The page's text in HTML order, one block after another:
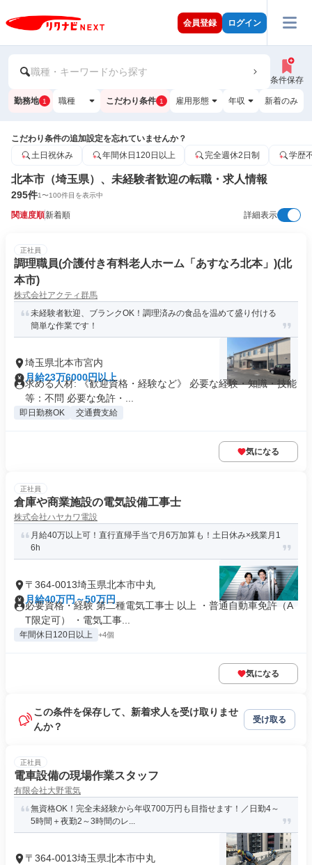
会員登録 ログイン
職種・キーワードから探す
条件保存
勤務地 1 職種 こだわり条件 1 雇用形態 年収 新着のみ
こだわり条件の追加設定を忘れていませんか？
土日祝休み
年間休日120日以上 完全週休2日制 学歴
北本市（埼玉県）、未経験者歓迎の転職・求人情報
295件1〜100件目を表示中
関連度順新着順 詳細表示
正社員
調理職員(介護付き有料老人ホーム「あすなろ北本」)(北
本市)
株式会社アクティ群馬
未経験者歓迎、ブランクOK！調理済みの食品を温めて盛り付ける
簡単な作業です！
埼玉県北本市宮内
月給23万6000円以上
求める人材: 《歓迎資格・経験など》 必要な経験・知識・技能
等：不問 必要な免許・...
即日勤務OK 交通費支給
気になる
正社員
倉庫や商業施設の電気設備工事士
株式会社ハヤカワ電設
月給40万以上可！直行直帰手当で月6万加算も！土日休み×残業月1
6h
〒364-0013埼玉県北本市中丸
月給40万円～50万円
必要資格・経験 第二種電気工事士 以上 ・普通自動車免許（A
T限定可） ・電気工事...
年間休日120日以上 +4個
気になる
この条件を保存して、新着求人を受け取りませ
んか？
受け取る
正社員
電車設備の現場作業スタッフ
有限会社大野電気
無資格OK！完全未経験から年収700万円も目指せます！／日勤4～
5時間＋夜勤2～3時間のレ...
〒364-0013埼玉県北本市中丸